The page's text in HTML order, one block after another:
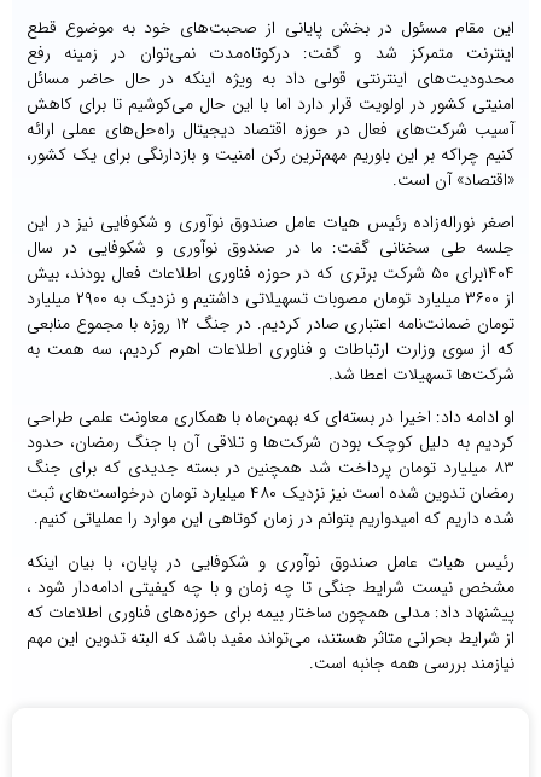
این مقام مسئول در بخش پایانی از صحبت‌های خود به موضوع قطع
اینترنت متمرکز شد و گفت: درکوتاه‌مدت نمی‌توان در زمینه رفع
محدودیت‌های اینترنتی قولی داد به ویژه اینکه در حال حاضر مسائل
امنیتی کشور در اولویت قرار دارد اما با این حال می‌کوشیم تا برای کاهش
آسیب شرکت‌های فعال در حوزه اقتصاد دیجیتال راه‌حل‌های عملی ارائه
کنیم چراکه بر این باوریم مهم‌ترین رکن امنیت و بازدارنگی برای یک کشور،
«اقتصاد» آن است.
اصغر نوراله‌زاده رئیس هیات عامل صندوق نوآوری و شکوفایی نیز در این
جلسه طی سخنانی گفت: ما در صندوق نوآوری و شکوفایی در سال
۱۴۰۴برای ۵۰ شرکت برتری که در حوزه فناوری اطلاعات فعال بودند، بیش
از ۳۶۰۰ میلیارد تومان مصوبات تسهیلاتی داشتیم و نزدیک به ۲۹۰۰ میلیارد
تومان ضمانت‌نامه اعتباری صادر کردیم. در جنگ ۱۲ روزه با مجموع منابعی
که از سوی وزارت ارتباطات و فناوری اطلاعات اهرم کردیم، سه همت به
شرکت‌ها تسهیلات اعطا شد.
او ادامه داد: اخیرا در بسته‌ای که بهمن‌ماه با همکاری معاونت علمی طراحی
کردیم به دلیل کوچک بودن شرکت‌ها و تلاقی آن با جنگ رمضان، حدود
۸۳ میلیارد تومان پرداخت شد همچنین در بسته جدیدی که برای جنگ
رمضان تدوین شده است نیز نزدیک ۴۸۰ میلیارد تومان درخواست‌های ثبت
شده داریم که امیدواریم بتوانم در زمان کوتاهی این موارد را عملیاتی کنیم.
رئیس هیات عامل صندوق نوآوری و شکوفایی در پایان، با بیان اینکه
مشخص نیست شرایط جنگی تا چه زمان و با چه کیفیتی ادامه‌دار شود ،
پیشنهاد داد: مدلی همچون ساختار بیمه برای حوزه‌های فناوری اطلاعات که
از شرایط بحرانی متاثر هستند، می‌تواند مفید باشد که البته تدوین این مهم
نیازمند بررسی همه جانبه است.